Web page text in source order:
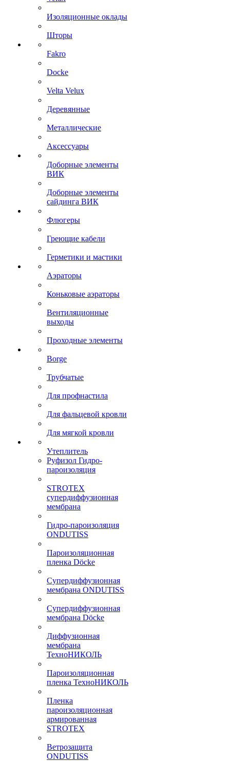
Изоляционные оклады
Шторы
Fakro
Docke
Velta Velux
Деревянные
Металлические
Аксессуары
Доборные элементы
ВИК
Доборные элементы
сайдинга ВИК
Флюгеры
Греющие кабели
Герметики и мастики
Аэраторы
Коньковые аэраторы
Вентиляционные
выходы
Проходные элементы
Borge
Трубчатые
Для профнастила
Для фальцевой кровли
Для мягкой кровли
Утеплитель
Руфизол Гидро-
пароизоляция
STROTEX
супердиффузионная
мембрана
Гидро-пароизоляция
ONDUTISS
Пароизоляционная
пленка Döcke
Супердиффузионная
мембрана ONDUTISS
Супердиффузионная
мембрана Döcke
Диффузионная
мембрана
ТехноНИКОЛЬ
Пароизоляционная
пленка ТехноНИКОЛЬ
Пленка
пароизоляционная
армированная
STROTEX
Ветрозащита
ONDUTISS